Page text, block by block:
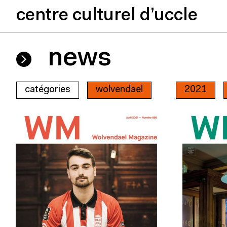
centre culturel d’uccle
news
catégories wolvendael 2021